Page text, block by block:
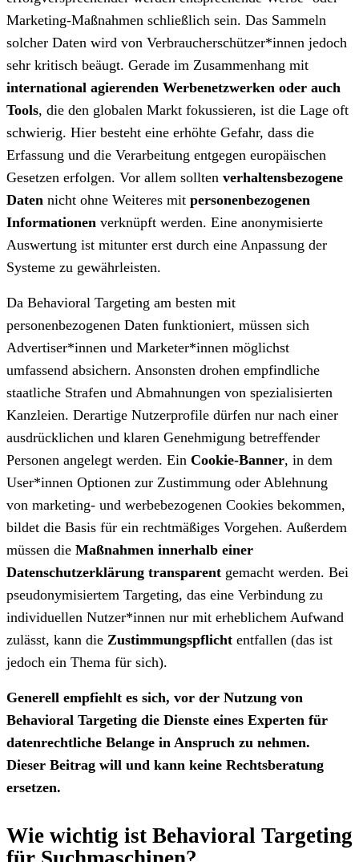
Marketing-Maßnahmen schließlich sein. Das Sammeln
solcher Daten wird von Verbraucherschützer*innen jedoch
sehr kritisch beäugt. Gerade im Zusammenhang mit
international agierenden Werbenetzwerken oder auch
Tools, die den globalen Markt fokussieren, ist die Lage oft
schwierig. Hier besteht eine erhöhte Gefahr, dass die
Erfassung und die Verarbeitung entgegen europäischen
Gesetzen erfolgen. Vor allem sollten verhaltensbezogene
Daten nicht ohne Weiteres mit personenbezogenen
Informationen verknüpft werden. Eine anonymisierte
Auswertung ist mitunter erst durch eine Anpassung der
Systeme zu gewährleisten.
Da Behavioral Targeting am besten mit
personenbezogenen Daten funktioniert, müssen sich
Advertiser*innen und Marketer*innen möglichst
umfassend absichern. Ansonsten drohen empfindliche
staatliche Strafen und Abmahnungen von spezialisierten
Kanzleien. Derartige Nutzerprofile dürfen nur nach einer
ausdrücklichen und klaren Genehmigung betreffender
Personen angelegt werden. Ein Cookie-Banner, in dem
User*innen Optionen zur Zustimmung oder Ablehnung
von marketing- und werbebezogenen Cookies bekommen,
bildet die Basis für ein rechtmäßiges Vorgehen. Außerdem
müssen die Maßnahmen innerhalb einer
Datenschutzerklärung transparent gemacht werden. Bei
pseudonymisiertem Targeting, das eine Verbindung zu
individuellen Nutzer*innen nur mit erheblichem Aufwand
zulässt, kann die Zustimmungspflicht entfallen (das ist
jedoch ein Thema für sich).
Generell empfiehlt es sich, vor der Nutzung von
Behavioral Targeting die Dienste eines Experten für
datenrechtliche Belange in Anspruch zu nehmen.
Dieser Beitrag will und kann keine Rechtsberatung
ersetzen.
Wie wichtig ist Behavioral Targeting